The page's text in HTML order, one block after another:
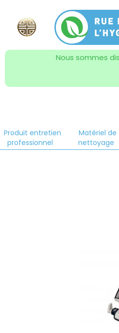
Nous sommes
Produit entretien
professionnel
Matériel de
nettoyage